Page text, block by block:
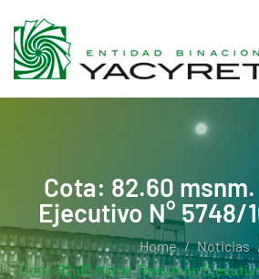
Cota: 82.60
Ejecutivo N° 5748/
Home
Noticias
Cota: 82.60 Msnm. Resumen